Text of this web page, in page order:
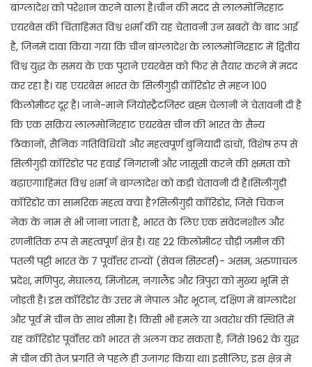
बांग्लादेश को परेशान करने वाला है।चीन की मदद से लालमोनिरहाट
एयरबेस की चिंताहिमंत विश्व शर्मा की यह चेतावनी उन खबरों के बाद आई
है, जिनमें दावा किया गया कि चीन बांग्लादेश के लालमोनिरहाट में द्वितीय
विश्व युद्ध के समय के एक पुराने एयरबेस को फिर से तैयार करने में मदद
कर रहा है। यह एयरबेस भारत के सिलीगुड़ी कॉरिडोर से महज 100
किलोमीटर दूर है। जाने-माने जियोस्ट्रैटजिस्ट ब्रह्म चेलानी ने चेतावनी दी है
कि एक सक्रिय लालमोनिरहाट एयरबेस चीन की भारत के सैन्य
ठिकानों, सैनिक गतिविधियों और महत्वपूर्ण बुनियादी ढांचों, विशेष रूप से
सिलीगुड़ी कॉरिडोर पर हवाई निगरानी और जासूसी करने की क्षमता को
बढ़ाएगा।हिमंत विश्व शर्मा ने बांग्लादेश को कड़ी चेतावनी दी है।सिलीगुड़ी
कॉरिडोर का सामरिक महत्व क्या है?सिलीगुड़ी कॉरिडोर, जिसे चिकन
नेक के नाम से भी जाना जाता है, भारत के लिए एक संवेदनशील और
रणनीतिक रूप से महत्वपूर्ण क्षेत्र है। यह 22 किलोमीटर चौड़ी जमीन की
पतली पट्टी भारत के 7 पूर्वोत्तर राज्यों (सेवन सिस्टर्स)- असम, अरुणाचल
प्रदेश, मणिपुर, मेघालय, मिजोरम, नगालैंड और त्रिपुरा को मुख्य भूमि से
जोड़ती है। इस कॉरिडोर के उत्तर में नेपाल और भूटान, दक्षिण में बांग्लादेश
और पूर्व में चीन के साथ सीमा है। किसी भी हमले या अवरोध की स्थिति में
यह कॉरिडोर पूर्वोत्तर को भारत से अलग कर सकता है, जिसे 1962 के युद्ध
में चीन की तेज प्रगति ने पहले ही उजागर किया था। इसीलिए, इस क्षेत्र में